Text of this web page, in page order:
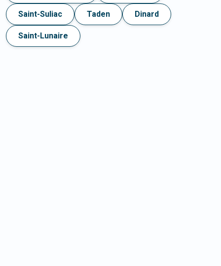
Saint-Suliac Taden Dinard
Saint-Lunaire